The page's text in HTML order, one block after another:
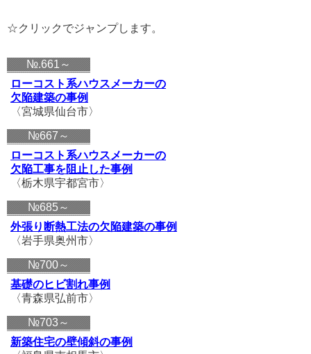
☆クリックでジャンプします。
№.661～
ローコスト系ハウスメーカーの
欠陥建築の事例
〈宮城県仙台市〉
№667～
ローコスト系ハウスメーカーの
欠陥工事を阻止した事例
〈栃木県宇都宮市〉
№685～
外張り断熱工法の欠陥建築の事例
〈岩手県奥州市〉
№700～
基礎のヒビ割れ事例
〈青森県弘前市〉
№703～
新築住宅の壁傾斜の事例